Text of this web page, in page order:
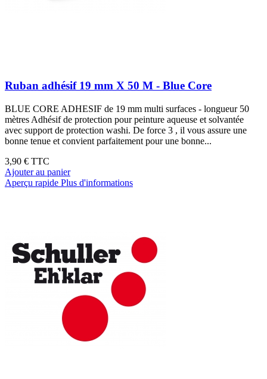
Ruban adhésif 19 mm X 50 M - Blue Core
BLUE CORE ADHESIF de 19 mm multi surfaces - longueur 50
mètres Adhésif de protection pour peinture aqueuse et solvantée
avec support de protection washi. De force 3 , il vous assure une
bonne tenue et convient parfaitement pour une bonne...
3,90 € TTC
Ajouter au panier
Aperçu rapide Plus d'informations